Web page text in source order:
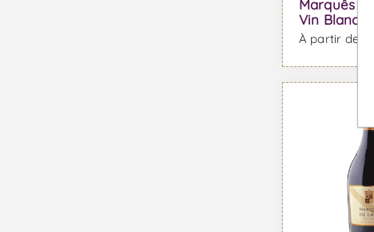
Marquês
Vin Blanc
À partir de